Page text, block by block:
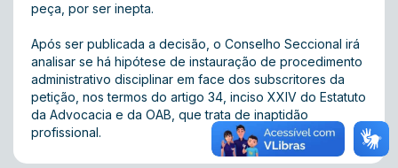
peça, por ser inepta.
Após ser publicada a decisão, o Conselho Seccional irá
analisar se há hipótese de instauração de procedimento
administrativo disciplinar em face dos subscritores da
petição, nos termos do artigo 34, inciso XXIV do Estatuto
da Advocacia e da OAB, que trata de inaptidão
profissional.